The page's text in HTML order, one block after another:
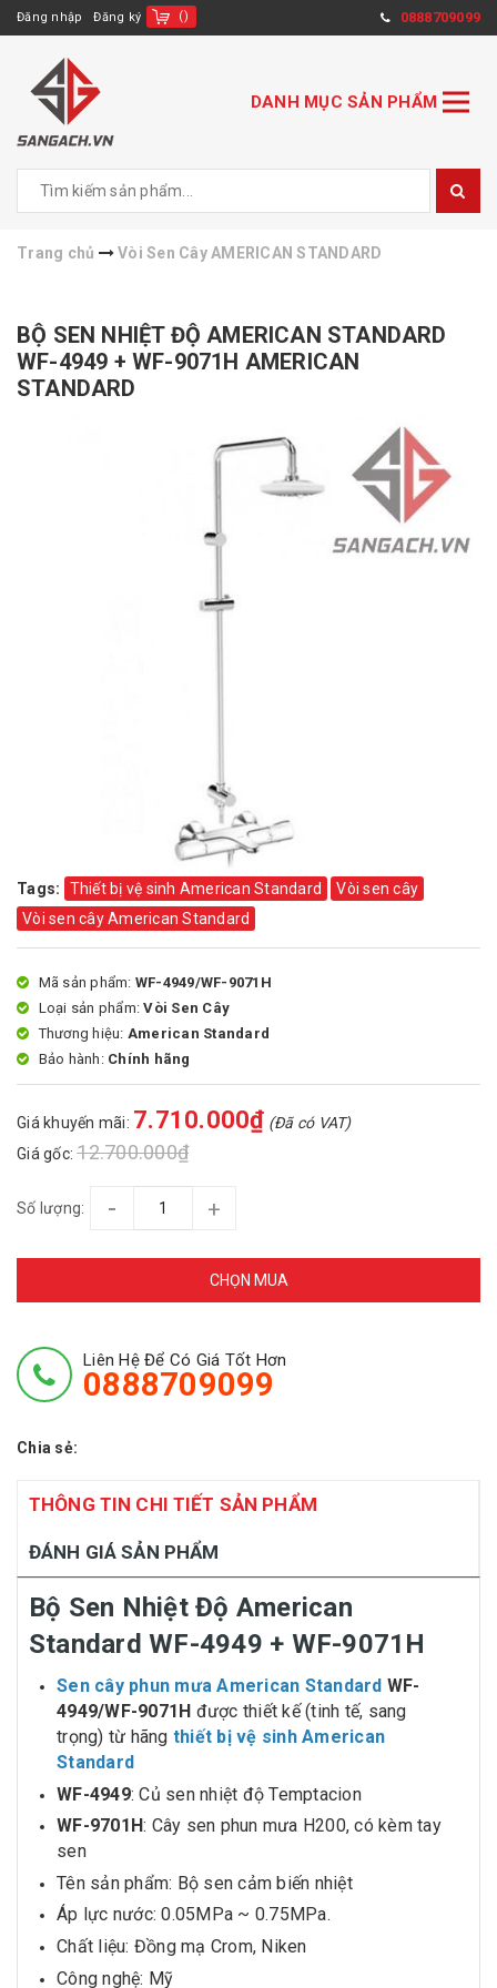
Đăng nhập Đăng ký () 0888709099
DANH MỤC SẢN PHẨM
Trang chủ Vòi Sen Cây AMERICAN STANDARD
BỘ SEN NHIỆT ĐỘ AMERICAN STANDARD
WF-4949 + WF-9071H AMERICAN
STANDARD
Tags: Thiết bị vệ sinh American Standard
Vòi sen cây
Vòi sen cây American Standard
Mã sản phẩm: WF-4949/WF-9071H
Loại sản phẩm:Vòi Sen Cây
Thương hiệu: American Standard
Bảo hành: Chính hãng
Giá khuyến mãi: 7.710.000₫ (Đã có VAT)
Giá gốc:12.700.000₫
Số lượng: - +
CHỌN MUA
Liên Hệ Để Có Giá Tốt Hơn
0888709099
Chia sẻ:
THÔNG TIN CHI TIẾT SẢN PHẨM
ĐÁNH GIÁ SẢN PHẨM
Bộ Sen Nhiệt Độ American
Standard WF-4949 + WF-9071H
Sen cây phun mưa American Standard WF-
4949/WF-9071H được thiết kế (tinh tế, sang
trọng) từ hãng thiết bị vệ sinh American
Standard
WF-4949: Củ sen nhiệt độ Temptacion
WF-9701H: Cây sen phun mưa H200, có kèm tay
sen
Tên sản phẩm: Bộ sen cảm biến nhiệt
Áp lực nước: 0.05MPa ~ 0.75MPa.
Chất liệu: Đồng mạ Crom, Niken
Công nghệ: Mỹ